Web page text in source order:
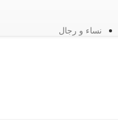
نساء و رجال